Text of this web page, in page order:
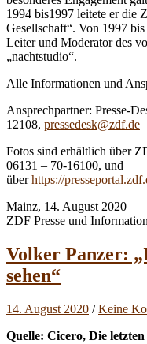
1994 bis1997 leitete er die
Gesellschaft“. Von 1997
Leiter und Moderator des
„nachtstudio“.
Alle Informationen und
Ansprechpartner: Presse-
12108, pressedesk@zdf.de
Fotos sind erhältlich über
06131 – 70-16100, und
überhttps://
Mainz, 14. August 2020
ZDF Presse und Information
Volker Panzer:
sehen“
14. August 2020 /Keine
Quelle: Cicero, Die